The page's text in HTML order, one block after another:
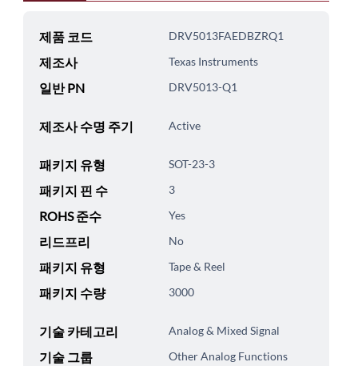
제품 코드 DRV5013FAEDBZRQ1
제조사 Texas Instruments
일반 PN DRV5013-Q1
제조사 수명 주기 Active
패키지 유형 SOT-23-3
패키지 핀 수 3
ROHS 준수 Yes
리드프리 No
패키지 유형 Tape & Reel
패키지 수량 3000
기술 카테고리 Analog & Mixed Signal
기술 그룹 Other Analog Functions